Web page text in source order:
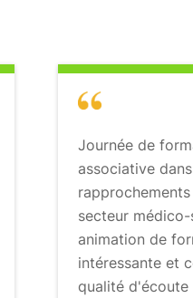
Journée de
associative
secteur
animation de
intéressante et
qualité d'écoute